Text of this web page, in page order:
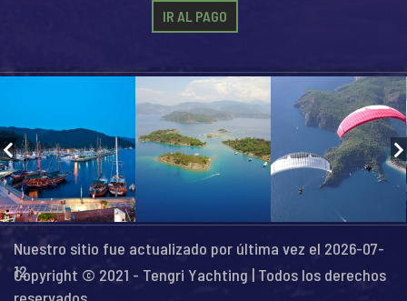
IR AL PAGO
Nuestro sitio fue actualizado por última vez el 2026-07-
12
Copyright © 2021 - Tengri Yachting | Todos los derechos
reservados...